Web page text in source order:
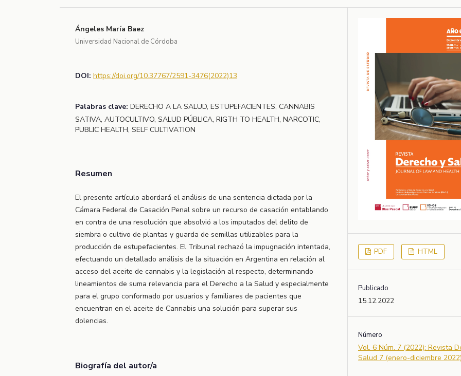
Ángeles María Baez
Universidad Nacional de Córdoba
DOI: https://doi.org/10.37767/2591-3476(2022)13
Palabras clave: DERECHO A LA SALUD, ESTUPEFACIENTES, CANNABIS
SATIVA, AUTOCULTIVO, SALUD PÚBLICA, RIGTH TO HEALTH, NARCOTIC,
PUBLIC HEALTH, SELF CULTIVATION
Resumen
El presente artículo abordará el análisis de una sentencia dictada por la
Cámara Federal de Casación Penal sobre un recurso de casación entablando
en contra de una resolución que absolvió a los imputados del delito de
siembra o cultivo de plantas y guarda de semillas utilizables para la
producción de estupefacientes. El Tribunal rechazó la impugnación intentada,
efectuando un detallado análisis de la situación en Argentina en relación al
acceso del aceite de cannabis y la legislación al respecto, determinando
lineamientos de suma relevancia para el Derecho a la Salud y especialmente
para el grupo conformado por usuarios y familiares de pacientes que
encuentran en el aceite de Cannabis una solución para superar sus
dolencias.
Biografía del autor/a
PDF HTML
Publicado
15.12.2022
Número
Vol. 6 Núm. 7 (2022): Revista
Salud 7 (enero-diciembre 2022)